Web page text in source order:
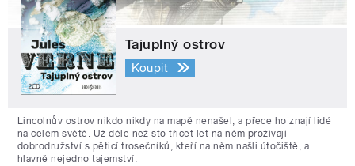
Tajuplný ostrov
Koupit
Lincolnův ostrov nikdo nikdy na mapě nenašel, a přece ho znají lidé
na celém světě. Už déle než sto třicet let na něm prožívají
dobrodružství s pěticí trosečníků, kteří na něm našli útočiště, a
hlavně nejedno tajemství.